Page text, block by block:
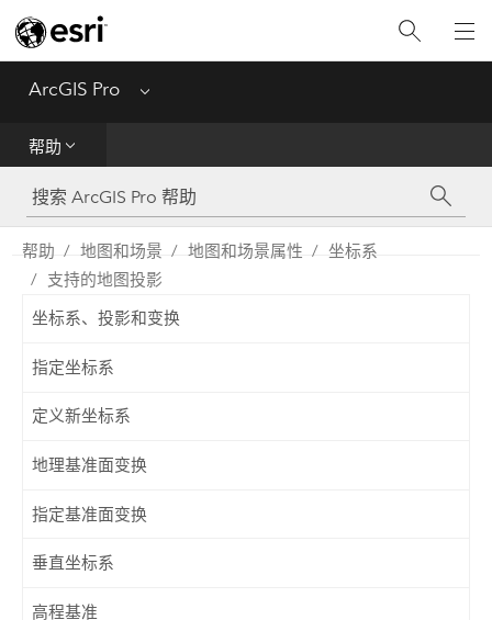
ArcGIS Pro Menu
帮助
工具参考
Python
SDK
帮助 地图和场景 地图和场景属性
坐标系
支持的地图投影
坐标系、投影和变换
指定坐标系
定义新坐标系
地理基准面变换
指定基准面变换
垂直坐标系
高程基准